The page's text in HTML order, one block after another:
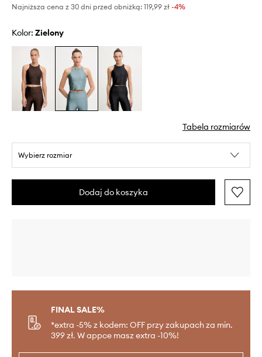
Najniższa cena z 30 dni przed obniżką: 119,99 zł -4%
Kolor: zielony
Tabela rozmiarów
Wybierz rozmiar
Dodaj do koszyka
FINAL SALE%
*extra -5% z kodem: OFF przy zakupach za min.
399 zł. W appce masz extra -10%!